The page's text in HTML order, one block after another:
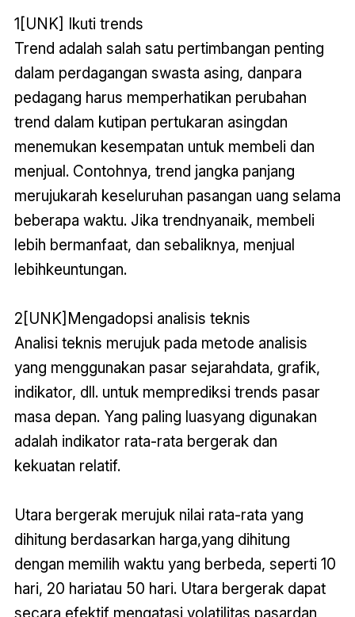
1[UNK] Ikuti trends
Trend adalah salah satu pertimbangan penting
dalam perdagangan swasta asing, danpara
pedagang harus memperhatikan perubahan
trend dalam kutipan pertukaran asingdan
menemukan kesempatan untuk membeli dan
menjual. Contohnya, trend jangka panjang
merujukarah keseluruhan pasangan uang selama
beberapa waktu. Jika trendnyanaik, membeli
lebih bermanfaat, dan sebaliknya, menjual
lebihkeuntungan.
2[UNK]Mengadopsi analisis teknis
Analisi teknis merujuk pada metode analisis
yang menggunakan pasar sejarahdata, grafik,
indikator, dll. untuk memprediksi trends pasar
masa depan. Yang paling luasyang digunakan
adalah indikator rata-rata bergerak dan
kekuatan relatif.
Utara bergerak merujuk nilai rata-rata yang
dihitung berdasarkan harga,yang dihitung
dengan memilih waktu yang berbeda, seperti 10
hari, 20 hariatau 50 hari. Utara bergerak dapat
secara efektif mengatasi volatilitas pasardan